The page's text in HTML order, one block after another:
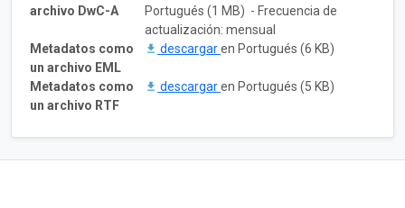
archivo DwC-A
Portugués (1 MB) - Frecuencia de
actualización: mensual
Metadatos como
un archivo EML
descargaren Portugués (6 KB)
Metadatos como
un archivo RTF
descargaren Portugués (5 KB)